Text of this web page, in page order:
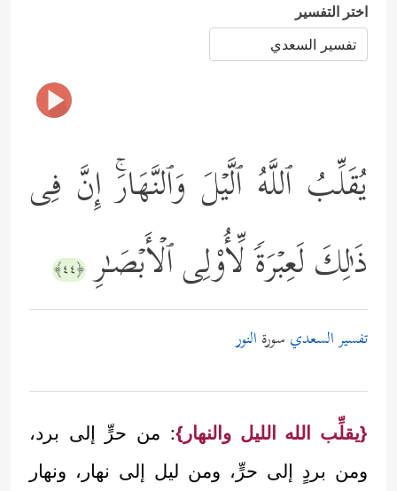
اختر التفسير
یُقَلِّبُ ٱللَّهُ ٱلَّیۡلَ وَٱلنَّهَارَۚ إِنَّ فِی
ذَ ٰ⁠لِكَ لَعِبۡرَةࣰ لِّأُوْلِی ٱلۡأَبۡصَـٰرِ ﴿٤٤﴾
تفسير السعدي سورة النور
{يقلِّب الله الليل والنهار}: من حرٍّ إلى برد،
ومن بردٍ إلى حرٍّ، ومن ليل إلى نهار، ونهار